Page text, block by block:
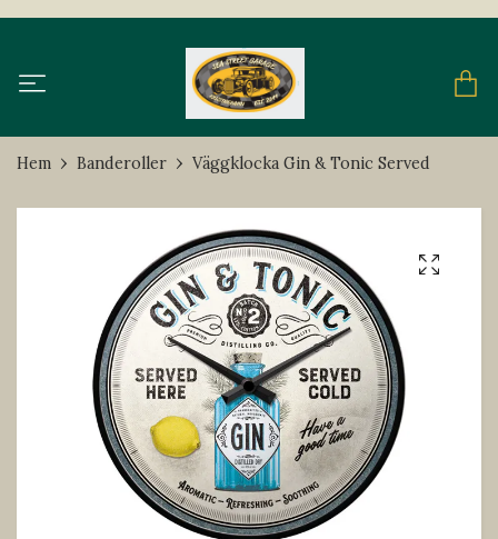
Hem Banderoller Väggklocka Gin & Tonic Served